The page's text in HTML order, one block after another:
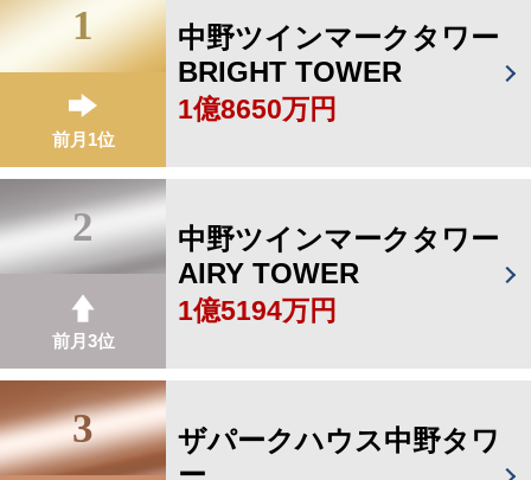
1
前月1位
中野ツインマークタワー
BRIGHT TOWER
1億8650万円
2
前月3位
中野ツインマークタワー
AIRY TOWER
1億5194万円
3
ザパークハウス中野タワ